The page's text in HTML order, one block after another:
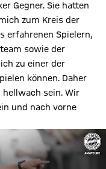
Gegner. Sie hatten
zum Kreis der
erfahrenen Spielern,
sowie der
zu einer der
können. Daher
hellwach sein. Wir
und nach vorne